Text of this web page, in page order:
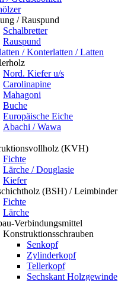
/ Rauspund
Schalbretter
Rauspund
/ Konterlatten / Latten
Nord. Kiefer u/s
Carolinapine
Mahagoni
Buche
Europäische Eiche
Abachi / Wawa
(KVH)
Fichte
Lärche / Douglasie
Kiefer
(BSH) / Leimbinder
Fichte
Lärche
Verbindungsmittel
Konstruktionsschrauben
Senkopf
Zylinderkopf
Tellerkopf
Sechskant Holzgewinde